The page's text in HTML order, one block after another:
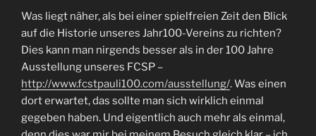
Was liegt näher, als bei einer spielfreien Zeit den Blick
auf die Historie unseres Jahr100-Vereins zu richten?
Dies kann man nirgends besser als in der 100 Jahre
Ausstellung unseres FCSP –
http://www.fcstpauli100.com/ausstellung/. Was einen
dort erwartet, das sollte man sich wirklich einmal
gegeben haben. Und eigentlich auch mehr als einmal,